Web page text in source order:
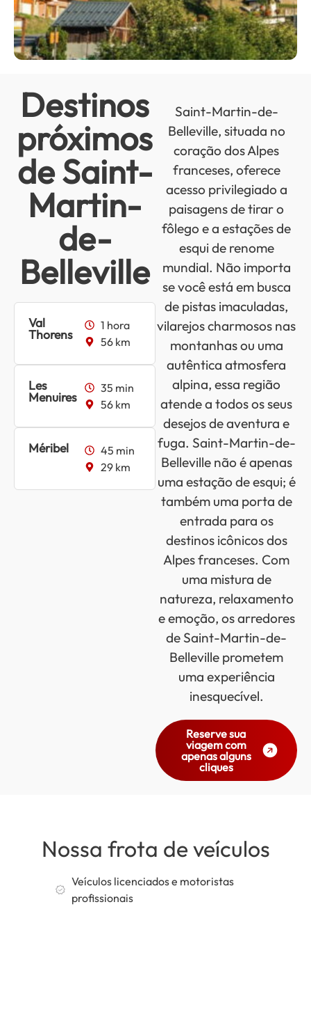
Destinos
próximos
de Saint-
Martin-
de-
Belleville
Val
Thorens
1 hora
56 km
Les
Menuires
35 min
56 km
Méribel
45 min
29 km
Saint-Martin-de-
Belleville, situada no
coração dos Alpes
franceses, oferece
acesso privilegiado a
paisagens de tirar o
fôlego e a estações de
esqui de renome
mundial. Não importa
se você está em busca
de pistas imaculadas,
vilarejos charmosos nas
montanhas ou uma
autêntica atmosfera
alpina, essa região
atende a todos os seus
desejos de aventura e
fuga. Saint-Martin-de-
Belleville não é apenas
uma estação de esqui; é
também uma porta de
entrada para os
destinos icônicos dos
Alpes franceses. Com
uma mistura de
natureza, relaxamento
e emoção, os arredores
de Saint-Martin-de-
Belleville prometem
uma experiência
inesquecível.
Reserve sua
viagem com
apenas alguns
cliques
Nossa frota de veículos
Veículos licenciados e motoristas
profissionais